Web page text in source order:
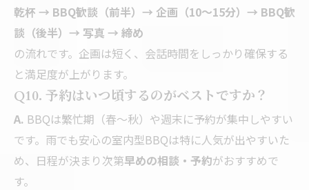
乾杯 → BBQ歓談（前半）→ 企画（10〜15分）→ BBQ歓
談（後半）→ 写真 → 締め
の流れです。企画は短く、会話時間をしっかり確保する
と満足度が上がります。
Q10. 予約はいつ頃するのがベストですか？
A. BBQは繁忙期（春〜秋）や週末に予約が集中しやすい
です。雨でも安心の室内型BBQは特に人気が出やすいた
め、日程が決まり次第早めの相談・予約がおすすめで
す。